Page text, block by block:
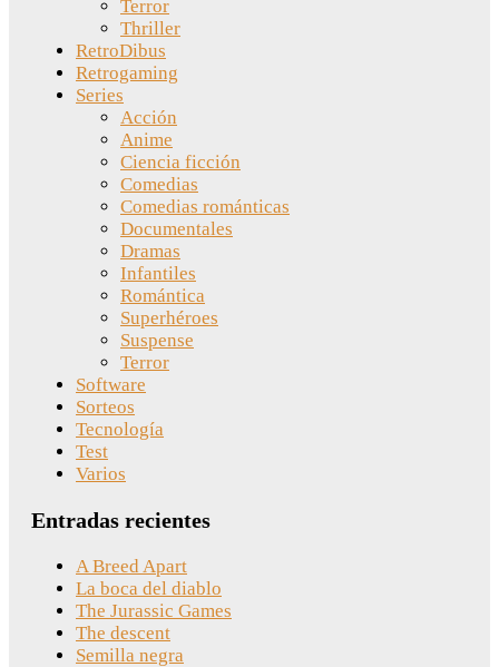
Terror
Thriller
RetroDibus
Retrogaming
Series
Acción
Anime
Ciencia ficción
Comedias
Comedias románticas
Documentales
Dramas
Infantiles
Romántica
Superhéroes
Suspense
Terror
Software
Sorteos
Tecnología
Test
Varios
Entradas recientes
A Breed Apart
La boca del diablo
The Jurassic Games
The descent
Semilla negra